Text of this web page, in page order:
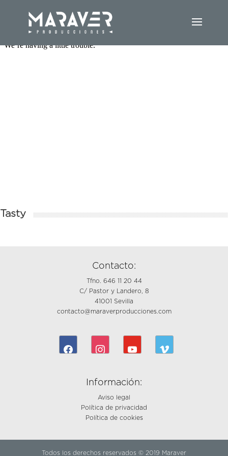
Tasty
Contacto:
Tfno. 646 11 20 44
C/ Pastor y Landero, 8
41001 Sevilla
contacto@maraverproducciones.com
Información:
Aviso legal
Política de privacidad
Política de cookies
Todos los derechos reservados © 2019 Maraver